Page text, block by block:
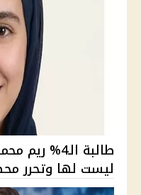
طالبة الـ4%
ليست لها وتحرر